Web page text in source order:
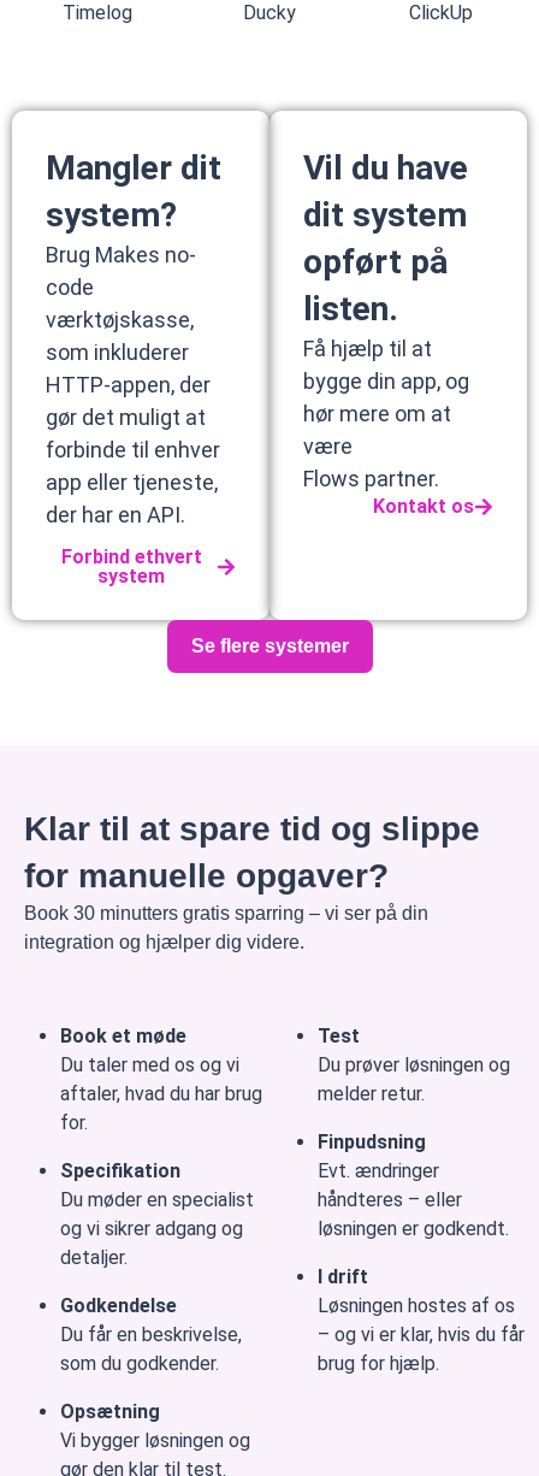
Timelog Ducky ClickUp
Mangler dit
system?
Brug Makes no-
code
værktøjskasse,
som inkluderer
HTTP-appen, der
gør det muligt at
forbinde til enhver
app eller tjeneste,
der har en API.
Forbind ethvert
system
Vil du have
dit system
opført på
listen.
Få hjælp til at
bygge din app, og
hør mere om at
være
Flows partner.
Kontakt os
Se flere systemer
Klar til at spare tid og slippe
for manuelle opgaver?
Book 30 minutters gratis sparring – vi ser på din
integration og hjælper dig videre.
Book et møde
Du taler med os og vi
aftaler, hvad du har brug
for.
Specifikation
Du møder en specialist
og vi sikrer adgang og
detaljer.
Godkendelse
Du får en beskrivelse,
som du godkender.
Opsætning
Vi bygger løsningen og
gør den klar til test.
Test
Du prøver løsningen og
melder retur.
Finpudsning
Evt. ændringer
håndteres – eller
løsningen er godkendt.
I drift
Løsningen hostes af os
– og vi er klar, hvis du får
brug for hjælp.